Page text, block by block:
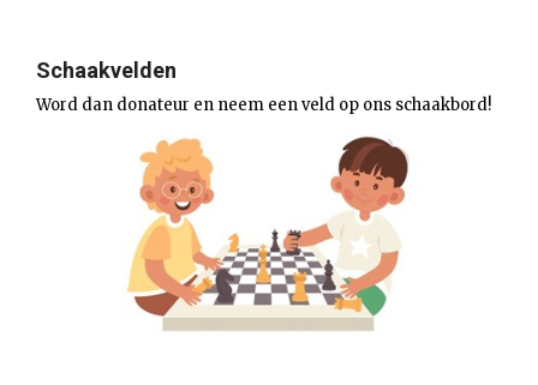
Schaakvelden
Word dan donateur en neem een veld op ons schaakbord!